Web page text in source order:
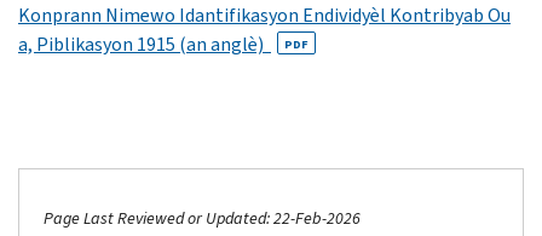
Konprann Nimewo Idantifikasyon Endividyèl Kontribyab Ou
a, Piblikasyon 1915 (an anglè)
PDF
Page Last Reviewed or Updated: 22-Feb-2026